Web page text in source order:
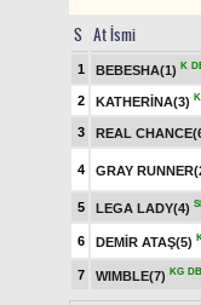
S At İsmi
1 BEBESHA(1) K
2 KATHERİNA(3)
3 REAL
4 GRAY
5 LEGA LADY(4)
6 DEMİR ATAŞ(5)
7 WIMBLE(7) KG DB